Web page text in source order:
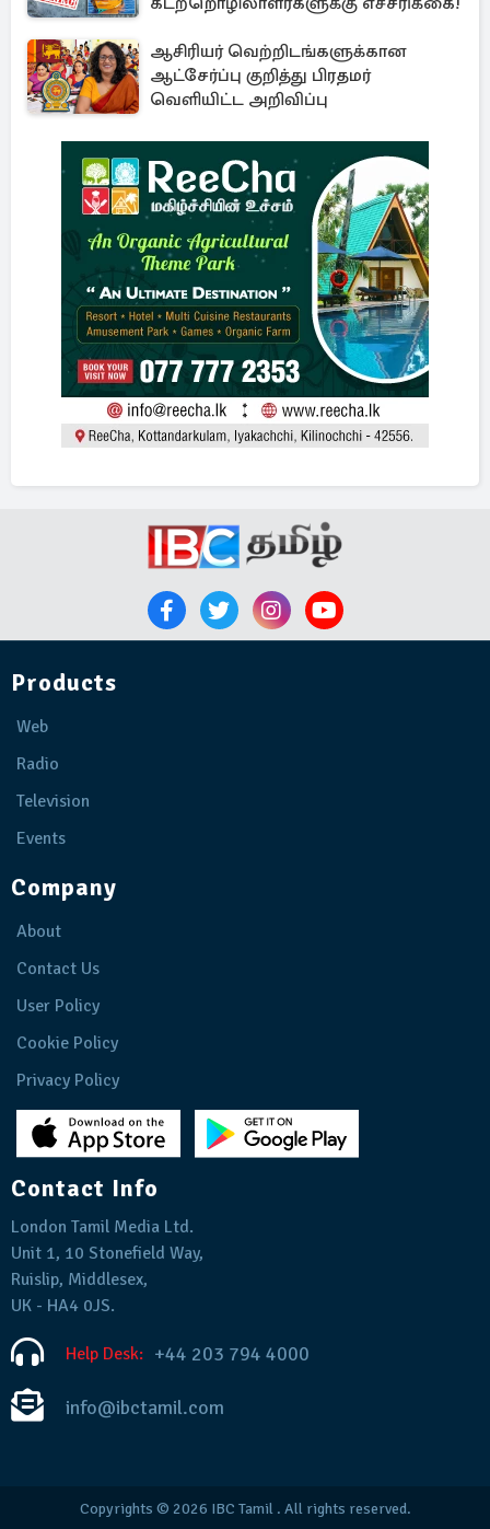
ஆசிரியர் வெற்றிடங்களுக்கான
ஆட்சேர்ப்பு குறித்து பிரதமர்
வெளியிட்ட அறிவிப்பு
Products
Web
Radio
Television
Events
Company
About
Contact Us
User Policy
Cookie Policy
Privacy Policy
Contact Info
London Tamil Media Ltd.
Unit 1, 10 Stonefield Way,
Ruislip, Middlesex,
UK - HA4 0JS.
Help Desk: +44 203 794 4000
info@ibctamil.com
Copyrights © 2026 IBC Tamil. All rights reserved.